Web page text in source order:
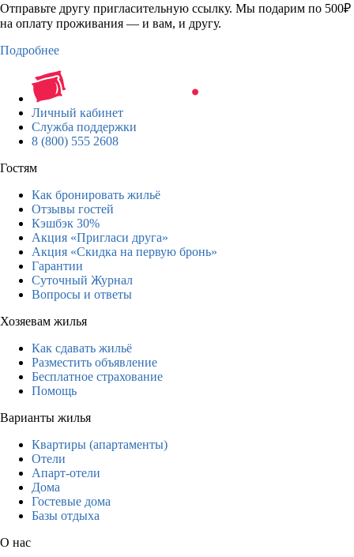
Отправьте другу пригласительную ссылку. Мы подарим по 500₽
на оплату проживания — и вам, и другу.
Подробнее
Личный кабинет
Служба поддержки
8 (800) 555 2608
Гостям
Как бронировать жильё
Отзывы гостей
Кэшбэк 30%
Акция «Пригласи друга»
Акция «Скидка на первую бронь»
Гарантии
Суточный Журнал
Вопросы и ответы
Хозяевам жилья
Как сдавать жильё
Разместить объявление
Бесплатное страхование
Помощь
Варианты жилья
Квартиры (апартаменты)
Отели
Апарт-отели
Дома
Гостевые дома
Базы отдыха
О нас